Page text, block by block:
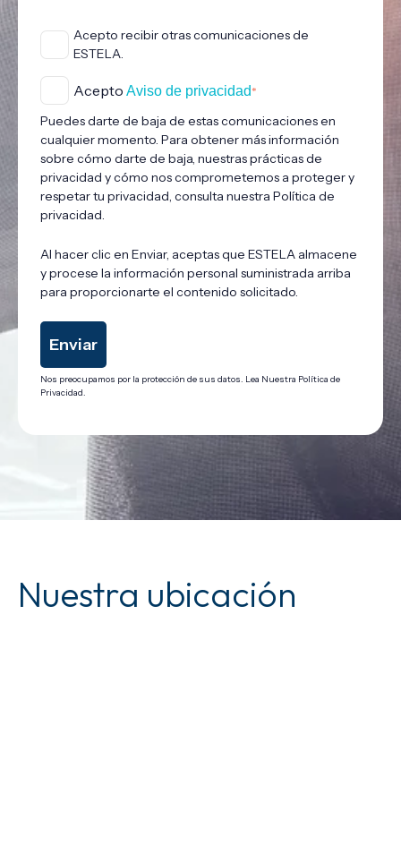
Acepto recibir otras comunicaciones de
ESTELA.
Acepto Aviso de privacidad*
Puedes darte de baja de estas comunicaciones en
cualquier momento. Para obtener más información
sobre cómo darte de baja, nuestras prácticas de
privacidad y cómo nos comprometemos a proteger y
respetar tu privacidad, consulta nuestra Política de
privacidad.
Al hacer clic en Enviar, aceptas que ESTELA almacene
y procese la información personal suministrada arriba
para proporcionarte el contenido solicitado.
Nos preocupamos por la protección de sus datos. Lea Nuestra Política de
Privacidad.
Nuestra ubicación